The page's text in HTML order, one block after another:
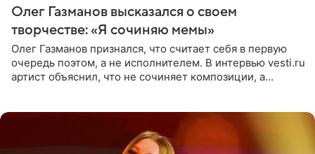
Олег Газманов высказался о своем
творчестве: «Я сочиняю мемы»
Олег Газманов признался, что считает себя в первую
очередь поэтом, а не исполнителем. В интервью vesti.ru
артист объяснил, что не сочиняет композиции, а